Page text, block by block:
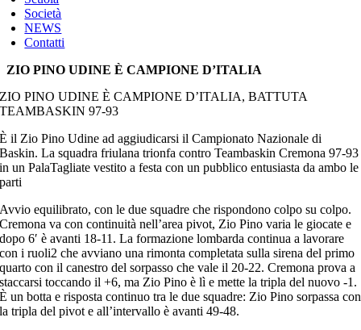
Società
NEWS
Contatti
ZIO PINO UDINE È CAMPIONE D’ITALIA
ZIO PINO UDINE È CAMPIONE D’ITALIA, BATTUTA
TEAMBASKIN 97-93
È il Zio Pino Udine ad aggiudicarsi il Campionato Nazionale di
Baskin. La squadra friulana trionfa contro Teambaskin Cremona 97-93
in un PalaTagliate vestito a festa con un pubblico entusiasta da ambo le
parti
Avvio equilibrato, con le due squadre che rispondono colpo su colpo.
Cremona va con continuità nell’area pivot, Zio Pino varia le giocate e
dopo 6′ è avanti 18-11. La formazione lombarda continua a lavorare
con i ruoli2 che avviano una rimonta completata sulla sirena del primo
quarto con il canestro del sorpasso che vale il 20-22. Cremona prova a
staccarsi toccando il +6, ma Zio Pino è lì e mette la tripla del nuovo -1.
È un botta e risposta continuo tra le due squadre: Zio Pino sorpassa con
la tripla del pivot e all’intervallo è avanti 49-48.